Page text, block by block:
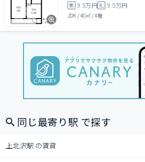
敷 9.5万円礼 9.5万円
2DK /40㎡/4階
同じ最寄り駅 で探す
上北沢駅 の賃貸